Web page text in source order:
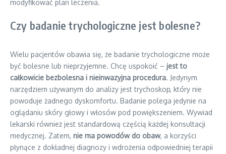
modyfikować plan leczenia.
Czy badanie trychologiczne jest bolesne?
Wielu pacjentów obawia się, że badanie trychologiczne może
być bolesne lub nieprzyjemne. Chcę uspokoić – jest to
całkowicie bezbolesna i nieinwazyjna procedura. Jedynym
narzędziem używanym do analizy jest trychoskop, który nie
powoduje żadnego dyskomfortu. Badanie polega jedynie na
oglądaniu skóry głowy i włosów pod powiększeniem. Wywiad
lekarski również jest standardową częścią każdej konsultacji
medycznej. Zatem, nie ma powodów do obaw, a korzyści
płynące z dokładnej diagnozy i wdrożenia odpowiedniej terapii